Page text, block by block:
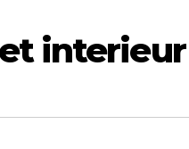
interieur